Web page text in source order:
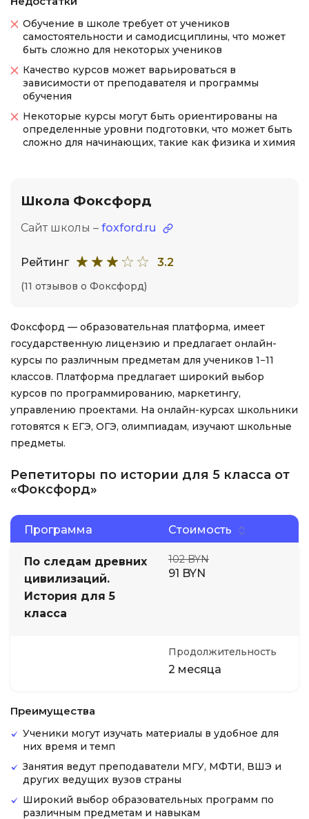
Обучение в школе требует от учеников
самостоятельности и самодисциплины, что может
быть сложно для некоторых учеников
Качество курсов может варьироваться в
зависимости от преподавателя и программы
обучения
Некоторые курсы могут быть ориентированы на
определенные уровни подготовки, что может быть
сложно для начинающих, такие как физика и химия
Школа Фоксфорд
Сайт школы – foxford.ru
Рейтинг 3.2
(11 отзывов о Фоксфорд)
Фоксфорд — образовательная платформа, имеет
государственную лицензию и предлагает онлайн-
курсы по различным предметам для учеников 1−11
классов. Платформа предлагает широкий выбор
курсов по программированию, маркетингу,
управлению проектами. На онлайн-курсах школьники
готовятся к ЕГЭ, ОГЭ, олимпиадам, изучают школьные
предметы.
Репетиторы по истории для 5 класса от
«Фоксфорд»
Программа Стоимость
По следам древних
цивилизаций.
История для 5
класса
102 BYN
91 BYN
Продолжительность
2 месяца
Преимущества
Ученики могут изучать материалы в удобное для
них время и темп
Занятия ведут преподаватели МГУ, МФТИ, ВШЭ и
других ведущих вузов страны
Широкий выбор образовательных программ по
различным предметам и навыкам